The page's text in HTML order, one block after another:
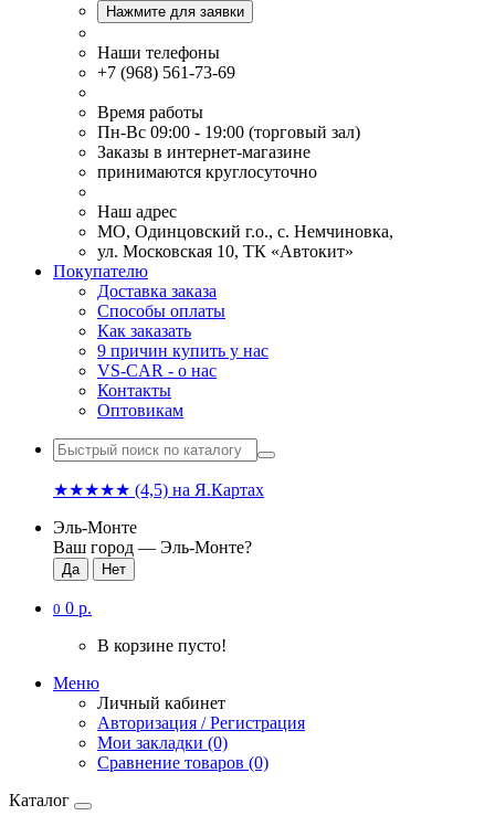
Нажмите для заявки
Наши телефоны
+7 (968) 561-73-69
Время работы
Пн-Вс 09:00 - 19:00 (торговый зал)
Заказы в интернет-магазине
принимаются круглосуточно
Наш адрес
МО, Одинцовский г.о., с. Немчиновка,
ул. Московская 10, ТК «Автокит»
Покупателю
Доставка заказа
Способы оплаты
Как заказать
9 причин купить у нас
VS-CAR - о нас
Контакты
Оптовикам
★★★★★ (4,5) на Я.Картах
Эль-Монте
Ваш город — Эль-Монте?
0 0 р.
В корзине пусто!
Меню
Личный кабинет
Авторизация / Регистрация
Мои закладки (0)
Сравнение товаров (0)
Каталог